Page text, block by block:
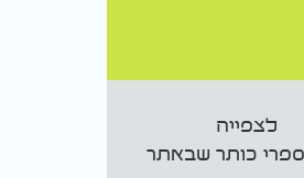
לצפייה
כותר שבאתר